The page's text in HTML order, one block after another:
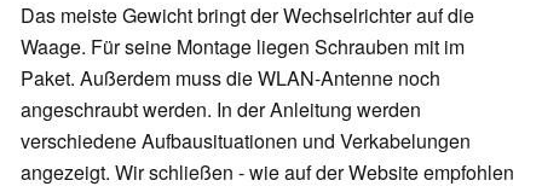
Das meiste Gewicht bringt der Wechselrichter auf die
Waage. Für seine Montage liegen Schrauben mit im
Paket. Außerdem muss die WLAN-Antenne noch
angeschraubt werden. In der Anleitung werden
verschiedene Aufbausituationen und Verkabelungen
angezeigt. Wir schließen - wie auf der Website empfohlen